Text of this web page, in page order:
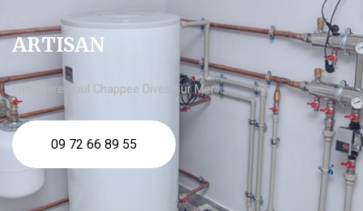
ARTISAN
chaudière fioul Chappee Dives sur Mer
09 72 66 89 55